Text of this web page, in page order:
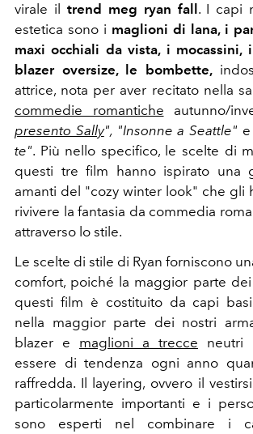
virale il
trend meg ryan fall . I capi
estetica sono i maglioni di lana, i
maxi occhiali da vista, i mocassini,
blazer oversize, le bombette,
attrice, nota per aver recitato nella
commedie romantiche autunno/
presento Sally", "Insonne a Seattle"
te". Più nello specifico, le scelte di
questi tre film hanno ispirato una
amanti del "cozy winter look" che gli
rivivere la fantasia da commedia
attraverso lo stile.
Le scelte di stile di Ryan forniscono
comfort, poiché la maggior parte
questi film è costituito da capi
nella maggior parte dei nostri
blazer e maglioni a trecce neutri
essere di tendenza ogni anno
raffredda. Il layering, ovvero il
particolarmente importanti e i
sono esperti nel combinare i